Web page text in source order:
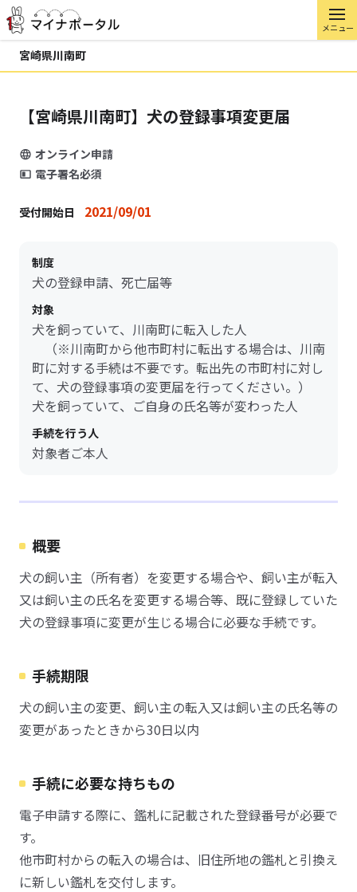
メニュー
宮崎県川南町
【宮崎県川南町】犬の登録事項変更届
オンライン申請
電子署名必須
受付開始日 2021/09/01
制度
犬の登録申請、死亡届等
対象
犬を飼っていて、川南町に転入した人
（※川南町から他市町村に転出する場合は、川南
町に対する手続は不要です。転出先の市町村に対し
て、犬の登録事項の変更届を行ってください。）
犬を飼っていて、ご自身の氏名等が変わった人
手続を行う人
対象者ご本人
概要
犬の飼い主（所有者）を変更する場合や、飼い主が転入
又は飼い主の氏名を変更する場合等、既に登録していた
犬の登録事項に変更が生じる場合に必要な手続です。
手続期限
犬の飼い主の変更、飼い主の転入又は飼い主の氏名等の
変更があったときから30日以内
手続に必要な持ちもの
電子申請する際に、鑑札に記載された登録番号が必要で
す。
他市町村からの転入の場合は、旧住所地の鑑札と引換え
に新しい鑑札を交付します。